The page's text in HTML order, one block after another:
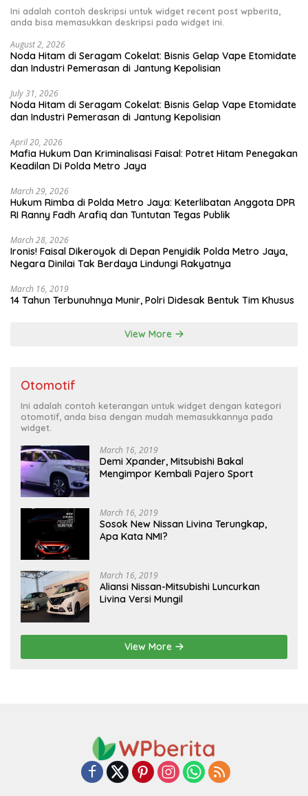
Ini adalah contoh deskripsi untuk widget recent post wpberita,
anda bisa memasukkan deskripsi pada widget ini.
August 2, 2026
Noda Hitam di Seragam Cokelat: Bisnis Gelap Vape Etomidate
dan Industri Pemerasan di Jantung Kepolisian
July 31, 2026
Noda Hitam di Seragam Cokelat: Bisnis Gelap Vape Etomidate
dan Industri Pemerasan di Jantung Kepolisian
April 20, 2026
Mafia Hukum Dan Kriminalisasi Faisal: Potret Hitam Penegakan
Keadilan Di Polda Metro Jaya
March 29, 2026
Hukum Rimba di Polda Metro Jaya: Keterlibatan Anggota DPR
RI Ranny Fadh Arafiq dan Tuntutan Tegas Publik
March 28, 2026
Ironis! Faisal Dikeroyok di Depan Penyidik Polda Metro Jaya,
Negara Dinilai Tak Berdaya Lindungi Rakyatnya
March 16, 2019
14 Tahun Terbunuhnya Munir, Polri Didesak Bentuk Tim Khusus
View More
Otomotif
Ini adalah contoh keterangan untuk widget dengan kategori
otomotif, anda bisa dengan mudah memasukkannya pada
widget.
March 16, 2019
Demi Xpander, Mitsubishi Bakal
Mengimpor Kembali Pajero Sport
March 16, 2019
Sosok New Nissan Livina Terungkap,
Apa Kata NMI?
March 16, 2019
Aliansi Nissan-Mitsubishi Luncurkan
Livina Versi Mungil
View More